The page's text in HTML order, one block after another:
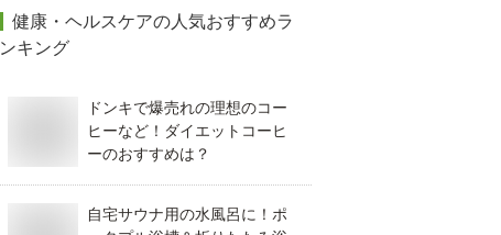
健康・ヘルスケアの人気おすすめラ
ンキング
ドンキで爆売れの理想のコー
ヒーなど！ダイエットコーヒ
ーのおすすめは？
自宅サウナ用の水風呂に！ポ